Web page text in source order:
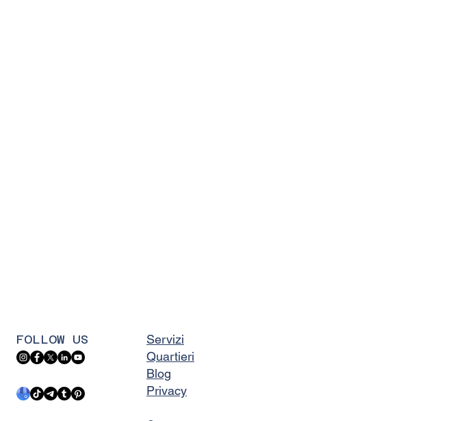
FOLLOW US
Servizi
Quartieri
Blog
Privacy